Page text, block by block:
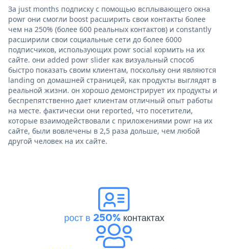
За just months подписку с помощью всплывающего окна
powr они смогли boost расширить свои контакты более
чем на 250% (более 600 реальных контактов) и constantly
расширили свои социальные сети до более 6000
подписчиков, использующих powr social кормить на их
сайте. они added powr slider как визуальный способ
быстро показать своим клиентам, поскольку они являются
landing on домашней страницей, как продукты выглядят в
реальной жизни. он хорошо демонстрирует их продукты и
беспрепятственно дает клиентам отличный опыт работы
на месте. фактически они reported, что посетители,
которые взаимодействовали с приложениями powr на их
сайте, были вовлечены в 2,5 раза дольше, чем любой
другой человек на их сайте.
рост в 250%контактах